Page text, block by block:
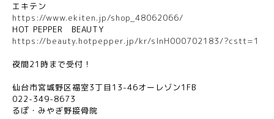
エキテン
https://www.ekiten.jp/shop_48062066/
HOT PEPPER
BEAUTY
https://beauty.hotpepper.jp/kr/slnH000702183/?cstt=1
夜間21 時まで受付！
仙台市宮城野区福室3丁目 13-46オーレゾン1FB
022-349-8673
るぽ・みやぎ野接骨院